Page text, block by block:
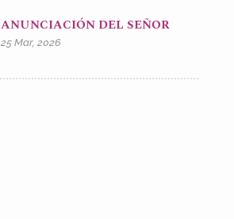
ANUNCIACIÓN DEL SEÑOR
25 Mar, 2026